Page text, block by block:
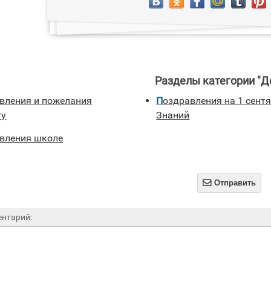
Разделы категории
Поздравления на 1 сентября в День
Знаний
школе
 Отправить